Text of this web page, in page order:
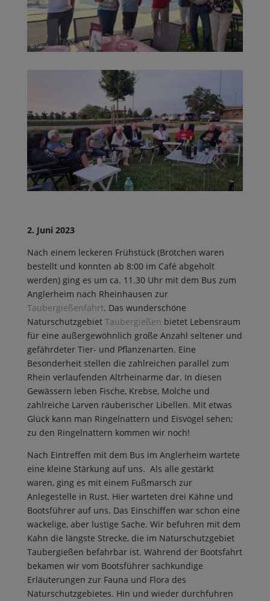
2. Juni 2023
Nach einem leckeren Frühstück (Brötchen waren
bestellt und konnten ab 8:00 im Café abgeholt
werden) ging es um ca. 11.30 Uhr mit dem Bus zum
Anglerheim nach Rheinhausen zur
Taubergießenfahrt. Das wunderschöne
Naturschutzgebiet Taubergießen bietet Lebensraum
für eine außergewöhnlich große Anzahl seltener und
gefährdeter Tier- und Pflanzenarten. Eine
Besonderheit stellen die zahlreichen parallel zum
Rhein verlaufenden Altrheinarme dar. In diesen
Gewässern leben Fische, Krebse, Molche und
zahlreiche Larven räuberischer Libellen. Mit etwas
Glück kann man Ringelnattern und Eisvögel sehen;
zu den Ringelnattern kommen wir noch!
Nach Eintreffen mit dem Bus im Anglerheim wartete
eine kleine Stärkung auf uns. Als alle gestärkt
waren, ging es mit einem Fußmarsch zur
Anlegestelle in Rust. Hier warteten drei Kähne und
Bootsführer auf uns. Das Einschiffen war schon eine
wackelige, aber lustige Sache. Wir befuhren mit dem
Kahn die längste Strecke, die im Naturschutzgebiet
Taubergießen befahrbar ist. Während der Bootsfahrt
bekamen wir vom Bootsführer sachkundige
Erläuterungen zur Fauna und Flora des
Naturschutzgebietes. Hin und wieder durchfuhren